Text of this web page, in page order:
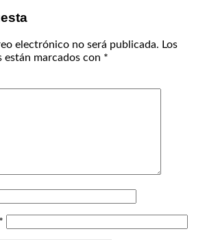
electrónico no será publicada. Los
marcados con *
*